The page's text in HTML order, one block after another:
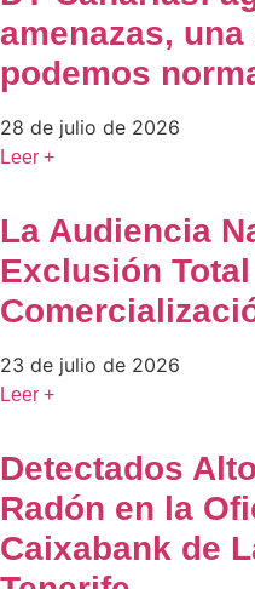
amenazas,
podemos
28 de julio de 2026
Leer +
La Audiencia
Exclusión
23 de julio de 2026
Leer +
Detectados
Radón en la
Caixabank de